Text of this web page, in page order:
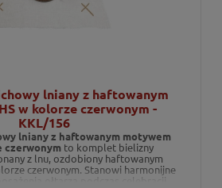
lniany z haftowanym
w kolorze czerwonym -
KKL/156
lniany z haftowanym motywem
czerwonym to komplet bielizny
z lnu, ozdobiony haftowanym
czerwonym. Stanowi harmonijne
ołtarza podczas celebracji